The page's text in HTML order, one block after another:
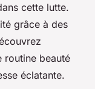
cette lutte.
grâce à des
routine beauté
éclatante.